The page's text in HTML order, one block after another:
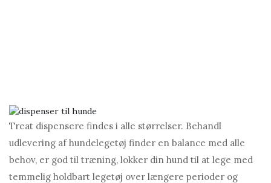
Treat dispensere findes i alle størrelser. Behandl
udlevering af hundelegetøj finder en balance med alle
behov, er god til træning, lokker din hund til at lege med
temmelig holdbart legetøj over længere perioder og